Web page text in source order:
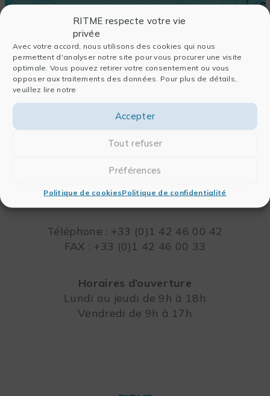
RITME respecte votre vie
privée
Avec votre accord, nous utilisons des cookies qui nous
permettent d'analyser notre site pour vous procurer une visite
optimale. Vous pouvez retirer votre consentement ou vous
opposer aux traitements des données. Pour plus de détails,
veuillez lire notre
Accepter
Tout refuser
Préférences
Politique de cookiesPolitique de confidentialité
RITME
75018 PARIS – FRANCE
Téléphone : +33 (0)1 42 46 00 42
FAX : +33 (0)1 42 46 00 33
Horaires d’ouverture
Lundi au jeudi de 9h à 18h
Vendredi de 9h à 17h